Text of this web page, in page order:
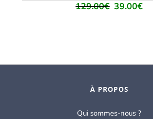
129.00€ Le
39.00€Le
À PROPOS
Qui sommes-nous ?